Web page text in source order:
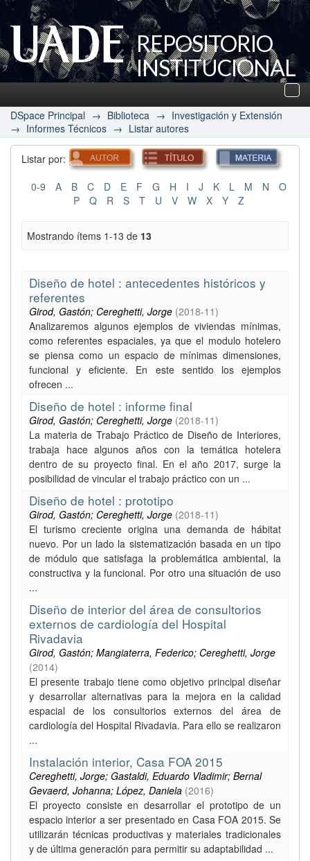
REPOSITORIO
INSTITUCIONAL
UADE
DSpace Principal → Biblioteca → Investigación y Extensión
→ Informes Técnicos → Listar autores
Listar por:
0-9 A B C D E F G H I J K L M N
O
P
Q R S T U V W X Y Z
Mostrando ítems 1-13 de 13
Diseño de hotel : antecedentes históricos y
referentes
Girod, Gastón; Cereghetti, Jorge (2018-11)
Analizaremos algunos ejemplos de viviendas mínimas,
como referentes espaciales, ya que el modulo hotelero
se piensa como un espacio de mínimas dimensiones,
funcional y eficiente. En este sentido los ejemplos
ofrecen ...
Diseño de hotel : informe final
Girod, Gastón; Cereghetti, Jorge (2018-11)
La materia de Trabajo Práctico de Diseño de Interiores,
trabaja hace algunos años con la temática hotelera
dentro de su proyecto final. En el año 2017, surge la
posibilidad de vincular el trabajo práctico con un ...
Diseño de hotel : prototipo
Girod, Gastón; Cereghetti, Jorge (2018-11)
El turismo creciente origina una demanda de hábitat
nuevo. Por un lado la sistematización basada en un tipo
de módulo que satisfaga la problemática ambiental, la
constructiva y la funcional. Por otro una situación de uso
...
Diseño de interior del área de consultorios
externos de cardiología del Hospital
Rivadavia
Girod, Gastón; Mangiaterra, Federico; Cereghetti, Jorge
(2014)
El presente trabajo tiene como objetivo principal diseñar
y desarrollar alternativas para la mejora en la calidad
espacial de los consultorios externos del área de
cardiología del Hospital Rivadavia. Para ello se realizaron
...
Instalación interior, Casa FOA 2015
Cereghetti, Jorge; Gastaldi, Eduardo Vladimir; Bernal
Gevaerd, Johanna; López, Daniela (2016)
El proyecto consiste en desarrollar el prototipo de un
espacio interior a ser presentado en Casa FOA 2015. Se
utilizarán técnicas productivas y materiales tradicionales
y de última generación para permitir su adaptabilidad ...